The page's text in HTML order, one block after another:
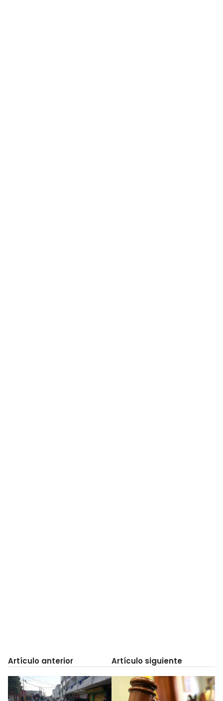
Artículo anterior Artículo siguiente